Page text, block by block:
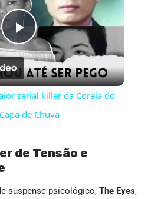
Play
Video
serial killer da Coreia do
de Chuva
de Tensão e
suspense psicológico, The Eyes,